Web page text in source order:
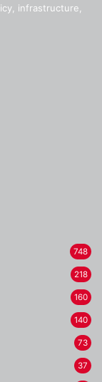
infrastructure,
748
218
160
140
73
37